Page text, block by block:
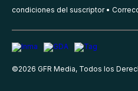
condiciones del suscriptor
©2026 GFR Media, Todos los